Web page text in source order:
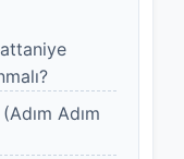
Adım